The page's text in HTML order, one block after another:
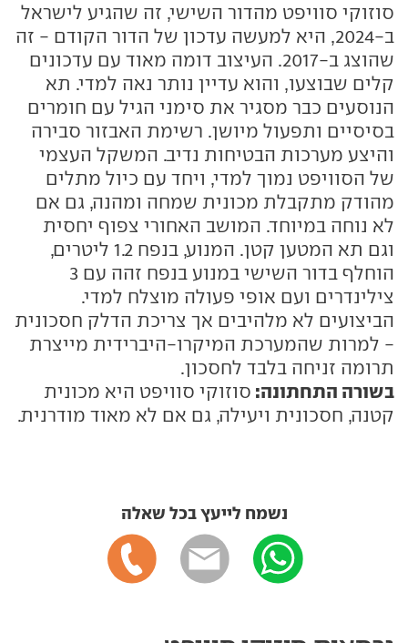
סוזוקי סוויפט מהדור השישי, זה שהגיע לישראל
ב-2024, היא למעשה עדכון של הדור הקודם - זה
שהוצג ב-2017. העיצוב דומה מאוד עם עדכונים
קלים שבוצעו, והוא עדיין נותר נאה למדי. תא
הנוסעים כבר מסגיר את סימני הגיל עם חומרים
בסיסיים ותפעול מיושן. רשימת האבזור סבירה
והיצע מערכות הבטיחות נדיב. המשקל העצמי
של הסוויפט נמוך למדי, ויחד עם כיול מתלים
מהודק מתקבלת מכונית שמחה ומהנה, גם אם
לא נוחה במיוחד. המושב האחורי צפוף יחסית
וגם תא המטען קטן. המנוע, בנפח 1.2 ליטרים,
הוחלף בדור השישי במנוע בנפח זהה עם 3
צילינדרים ועם אופי פעולה מוצלח למדי.
הביצועים לא מלהיבים אך צריכת הדלק חסכונית
- למרות שהמערכת המיקרו-היברידית מייצרת
תרומה זניחה בלבד לחסכון.
בשורה התחתונה: סוזוקי סוויפט היא מכונית
קטנה, חסכונית ויעילה, גם אם לא מאוד מודרנית.
נשמח לייעץ בכל שאלה